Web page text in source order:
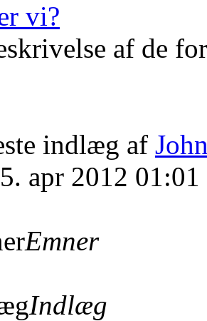
vi?
af de
indlæg af
apr 2012 01:01
Emner
Indlæg